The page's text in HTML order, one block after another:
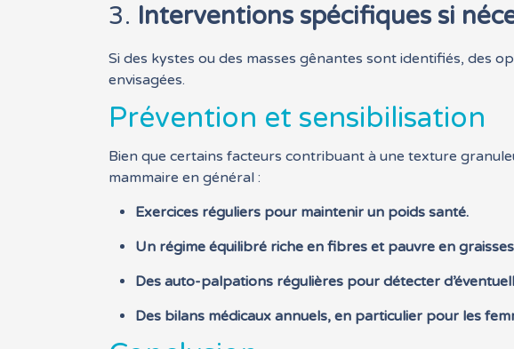
3. Interventions spécifiques si
Si des kystes ou des masses gênantes sont identifiés, des
envisagées.
Prévention et sensibilisation
Bien que certains facteurs contribuant à une texture
mammaire en général :
Exercices réguliers pour maintenir un poids santé.
Un régime équilibré riche en fibres et pauvre en
Des auto-palpations régulières pour détecter
Des bilans médicaux annuels, en particulier pour les